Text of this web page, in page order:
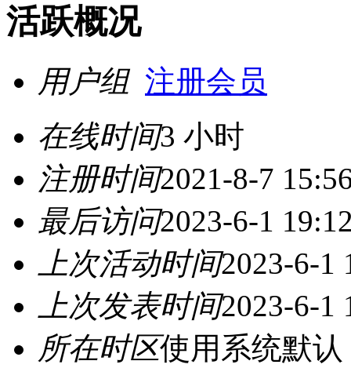
活跃概况
用户组 注册会员
在线时间3 小时
注册时间2021-8-7
最后访问2023-6-1
上次活动时间2023-6-1
上次发表时间2023-6-1
所在时区使用系统默认